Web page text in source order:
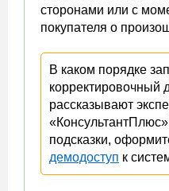
сторонами или с
покупателя о
В каком порядке
корректировочный
рассказывают
подсказки,
демодоступ к